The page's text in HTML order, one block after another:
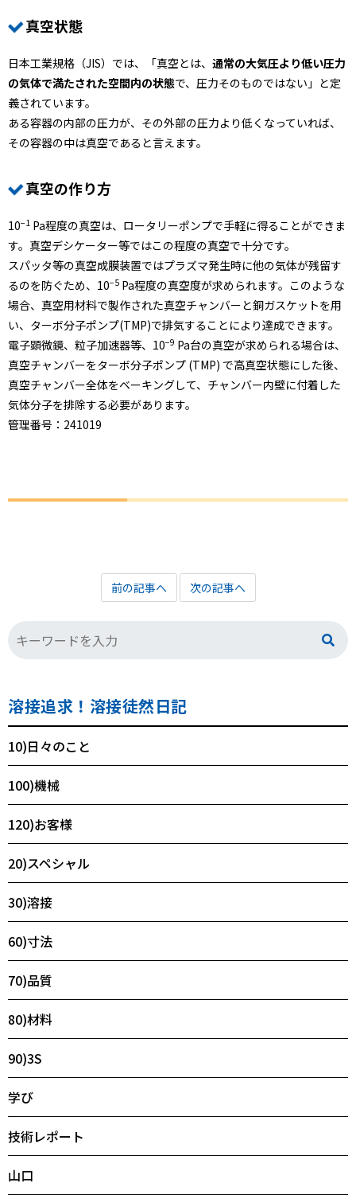
真空状態
日本工業規格（JIS）では、「真空とは、 通常の大気圧より低い圧力
の気体で満たされた空間内の状態で、圧力そのものではない」と定
義されています。
ある容器の内部の圧力が、その外部の圧力より低くなっていれば、
その容器の中は真空であると言えます。
真空の作り方
10−1 Pa程度の真空は、ロータリーポンプで手軽に得ることができま
す。真空デシケーター等ではこの程度の真空で十分です。
スパッタ等の真空成膜装置ではプラズマ発生時に他の気体が残留す
るのを防ぐため、10−5 Pa程度の真空度が求められます。このような
場合、真空用材料で製作された真空チャンバーと銅ガスケットを用
い、ターボ分子ポンプ(TMP)で排気することにより達成できます。
電子顕微鏡、粒子加速器等、10−9 Pa台の真空が求められる場合は、
真空チャンバーをターボ分子ポンプ (TMP) で高真空状態にした後、
真空チャンバー全体をベーキングして、チャンバー内壁に付着した
気体分子を排除する必要があります。
管理番号：241019
前の記事へ 次の記事へ
溶接追求！溶接徒然日記
10)日々のこと
100)機械
120)お客様
20)スペシャル
30)溶接
60)寸法
70)品質
80)材料
90)3S
学び
技術レポート
山口